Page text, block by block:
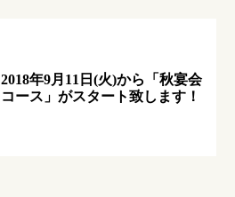
2018年9月11日(火)から「秋宴会
コース」がスタート致します！